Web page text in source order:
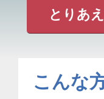
とりあ
こんな